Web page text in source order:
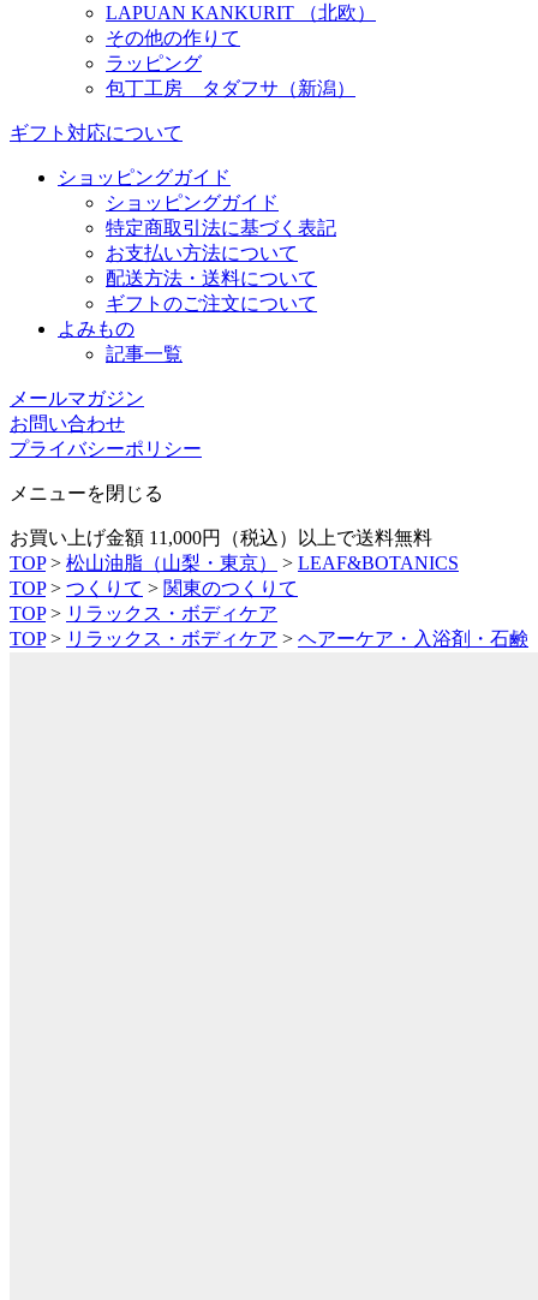
LAPUAN KANKURIT （北欧）
その他の作りて
ラッピング
包丁工房 タダフサ（新潟）
ギフト対応について
ショッピングガイド
ショッピングガイド
特定商取引法に基づく表記
お支払い方法について
配送方法・送料について
ギフトのご注文について
よみもの
記事一覧
メールマガジン
お問い合わせ
プライバシーポリシー
メニューを閉じる
お買い上げ金額 11,000円（税込）以上で送料無料
TOP> 松山油脂（山梨・東京） > LEAF&BOTANICS
TOP > つくりて > 関東のつくりて
TOP > リラックス・ボディケア
TOP > リラックス・ボディケア > ヘアーケア・入浴剤・石鹸